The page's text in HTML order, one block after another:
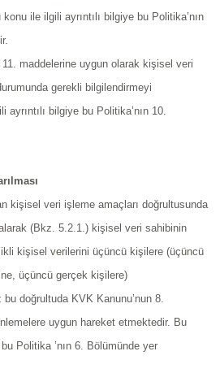
ile ilgili ayrıntılı bilgiye bu Politika’nın
maddelerine uygun olarak kişisel veri
gerekli bilgilendirmeyi
bilgiye bu Politika’nın 10.
kişisel veri işleme amaçları doğrultusunda
(Bkz. 5.2.1.) kişisel veri sahibinin
kişisel verilerini üçüncü kişilere (üçüncü
üçüncü gerçek kişilere)
doğrultuda KVK Kanunu’nun 8.
uygun hareket etmektedir. Bu
Politika ’nın 6. Bölümünde yer